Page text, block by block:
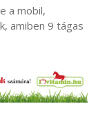
a mobil,
amiben 9 tágas